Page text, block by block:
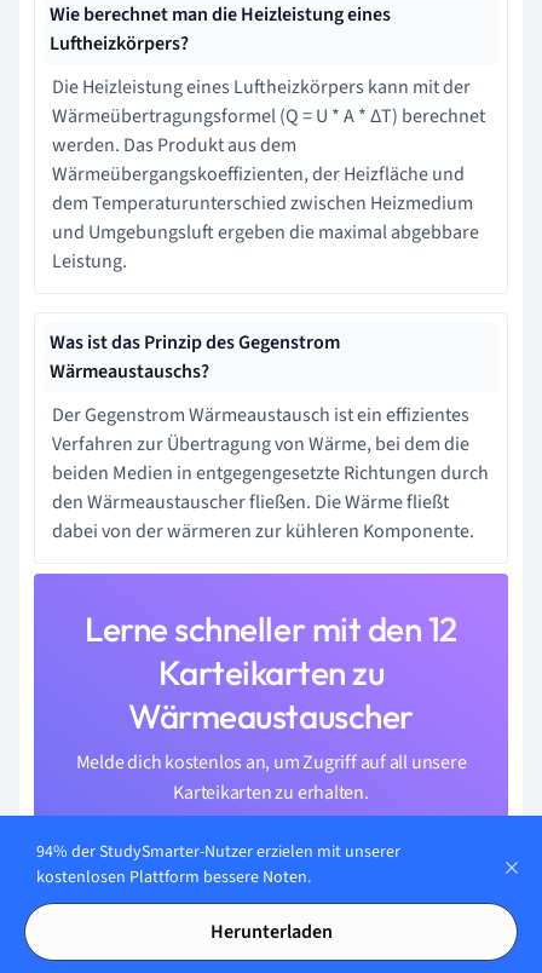
Wie berechnet man die Heizleistung eines
Luftheizkörpers?
Die Heizleistung eines Luftheizkörpers kann mit der
Wärmeübertragungsformel (Q = U * A * ΔT) berechnet
werden. Das Produkt aus dem
Wärmeübergangskoeffizienten, der Heizfläche und
dem Temperaturunterschied zwischen Heizmedium
und Umgebungsluft ergeben die maximal abgebbare
Leistung.
Was ist das Prinzip des Gegenstrom
Wärmeaustauschs?
Der Gegenstrom Wärmeaustausch ist ein effizientes
Verfahren zur Übertragung von Wärme, bei dem die
beiden Medien in entgegengesetzte Richtungen durch
den Wärmeaustauscher fließen. Die Wärme fließt
dabei von der wärmeren zur kühleren Komponente.
Lerne schneller mit den 12
Karteikarten zu
Wärmeaustauscher
Melde dich kostenlos an, um Zugriff auf all unsere
Karteikarten zu erhalten.
94% der StudySmarter-Nutzer erzielen mit unserer
kostenlosen Plattform bessere Noten.
Herunterladen